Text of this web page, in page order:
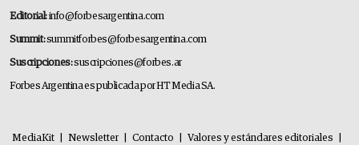
Editorial:info@forbesargentina.com
Summit:summitforbes@forbesargentina.com
Suscripciones:suscripciones@forbes.ar
Forbes Argentina es publicada por HT Media SA.
MediaKit Newsletter Contacto Valores y estándares editoriales